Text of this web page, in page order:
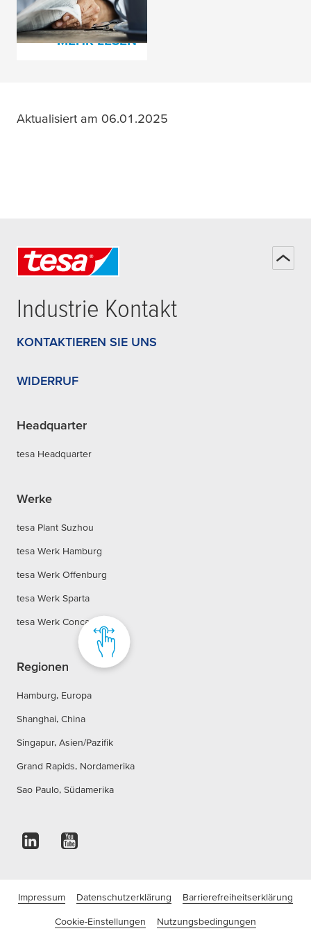
Zeitschriftendruck
MEHR LESEN
Aktualisiert am 06.01.2025
Industrie Kontakt
KONTAKTIEREN SIE UNS
WIDERRUF
Headquarter
tesa Headquarter
Werke
tesa Plant Suzhou
tesa Werk Hamburg
tesa Werk Offenburg
tesa Werk Sparta
tesa Werk Concagno
Regionen
Hamburg, Europa
Shanghai, China
Singapur, Asien/Pazifik
Grand Rapids, Nordamerika
Sao Paulo, Südamerika
Impressum Datenschutzerklärung Barrierefreiheitserklärung
Cookie-Einstellungen Nutzungsbedingungen